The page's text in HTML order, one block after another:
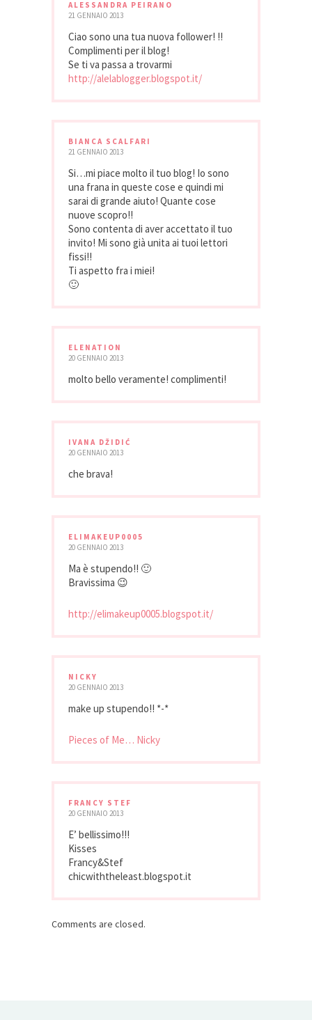
ALESSANDRA PEIRANO
21 GENNAIO 2013
Ciao sono una tua nuova follower! !!
Complimenti per il blog!
Se ti va passa a trovarmi
http://alelablogger.blogspot.it/
BIANCA SCALFARI
21 GENNAIO 2013
Si…mi piace molto il tuo blog! Io sono
una frana in queste cose e quindi mi
sarai di grande aiuto! Quante cose
nuove scopro!!
Sono contenta di aver accettato il tuo
invito! Mi sono già unita ai tuoi lettori
fissi!!
Ti aspetto fra i miei!
🙂
ELENATION
20 GENNAIO 2013
molto bello veramente! complimenti!
IVANA DŽIDIĆ
20 GENNAIO 2013
che brava!
ELIMAKEUP0005
20 GENNAIO 2013
Ma è stupendo!! 🙂
Bravissima 😉
http://elimakeup0005.blogspot.it/
NICKY
20 GENNAIO 2013
make up stupendo!! *-*
Pieces of Me… Nicky
FRANCY STEF
20 GENNAIO 2013
E’ bellissimo!!!
Kisses
Francy&Stef
chicwiththeleast.blogspot.it
Comments are closed.